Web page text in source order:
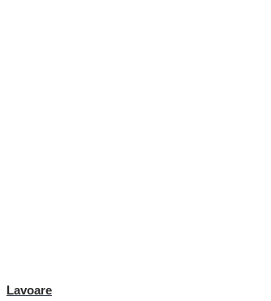
Lavoare